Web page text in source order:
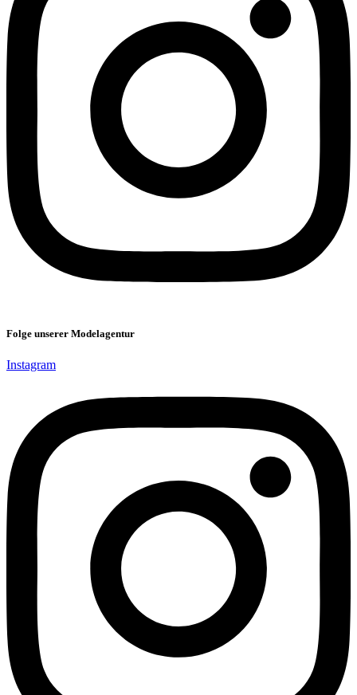
Folge unserer Modelagentur
Instagram